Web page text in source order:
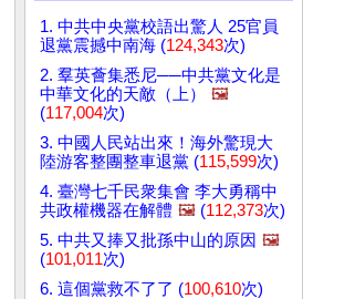
1. 中共中央黨校語出驚人 25官員
退黨震撼中南海 (124,343次)
2. 羣英薈集悉尼──中共黨文化是
中華文化的天敵（上）
🖼️
(117,004次)
3. 中國人民站出來！海外驚現大
陸游客整團整車退黨 (115,599次)
4. 臺灣七千民衆集會 李大勇稱中
共政權機器在解體 🖼️ (112,373次)
5. 中共又捧又批孫中山的原因 🖼️
(101,011次)
6. 這個黨救不了了 (100,610次)